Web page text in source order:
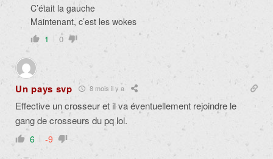
C’était la gauche
Maintenant, c’est les wokes
1 0
Un pays svp 8 mois il y a
Effective un crosseur et il va éventuellement rejoindre le
gang de crosseurs du pq lol.
6 -9